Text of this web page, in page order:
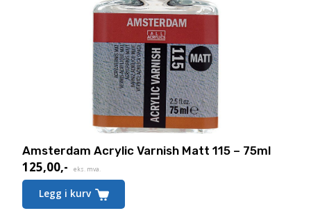
Amsterdam Acrylic Varnish Matt 115 – 75ml
125,00,- eks. mva.
Legg i kurv